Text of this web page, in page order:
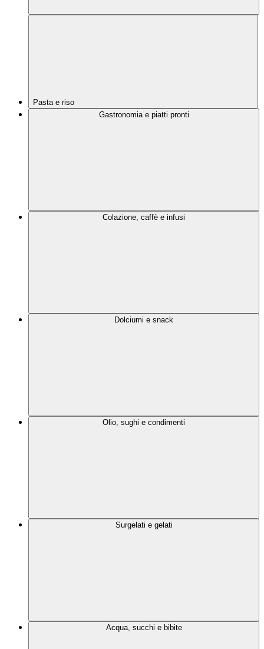
Pasta e riso
Gastronomia e piatti pronti
Colazione, caffè e infusi
Dolciumi e snack
Olio, sughi e condimenti
Surgelati e gelati
Acqua, succhi e bibite